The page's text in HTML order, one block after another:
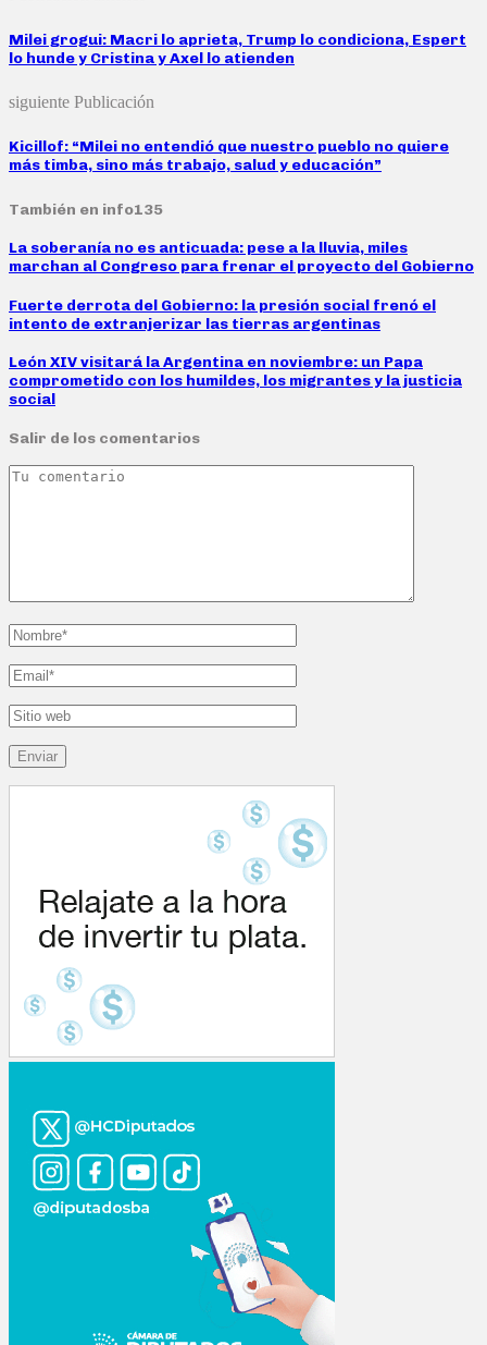
Milei grogui: Macri lo aprieta, Trump lo condiciona, Espert
lo hunde y Cristina y Axel lo atienden
siguiente Publicación
Kicillof: “Milei no entendió que nuestro pueblo no quiere
más timba, sino más trabajo, salud y educación”
También en info135
La soberanía no es anticuada: pese a la lluvia, miles
marchan al Congreso para frenar el proyecto del Gobierno
Fuerte derrota del Gobierno: la presión social frenó el
intento de extranjerizar las tierras argentinas
León XIV visitará la Argentina en noviembre: un Papa
comprometido con los humildes, los migrantes y la justicia
social
Salir de los comentarios